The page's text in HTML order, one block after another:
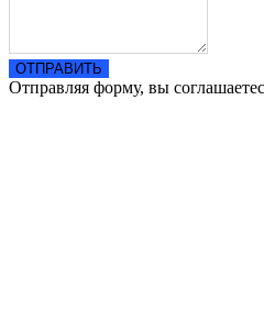
ОТПРАВИТЬ
Отправляя форму, вы